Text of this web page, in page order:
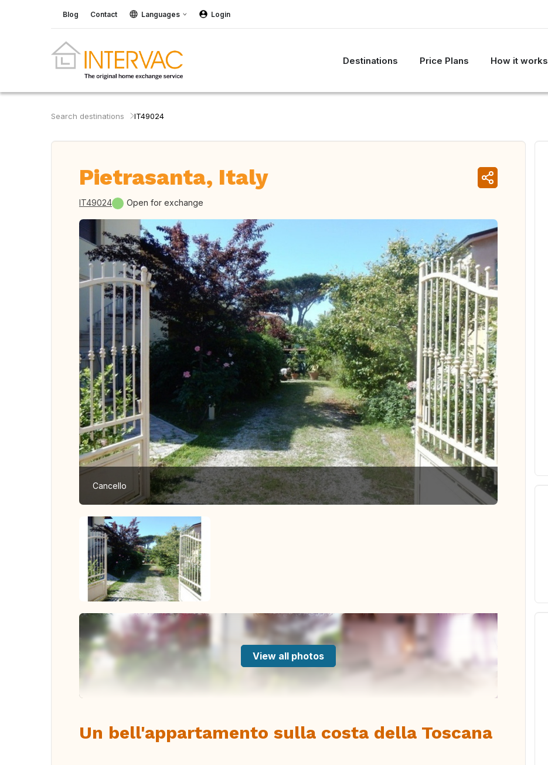
Blog Contact Languages Login
Destinations Price Plans How it works
Search destinations IT49024
Pietrasanta, Italy
IT49024 Open for exchange
Cancello
View all photos
Un bell'appartamento sulla costa della Toscana